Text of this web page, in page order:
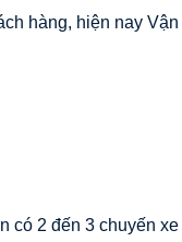
hàng, hiện nay
2 đến 3 chuyến